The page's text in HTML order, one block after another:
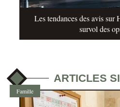
Les tendances des avis sur
survol des
ARTICLES
Famille